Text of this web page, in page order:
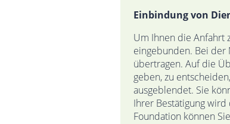
Einbindung von
Um Ihnen die Anfahrt
eingebunden. Bei der
übertragen. Auf die
geben, zu
ausgeblendet. Sie
Ihrer Bestätigung
Foundation können Sie